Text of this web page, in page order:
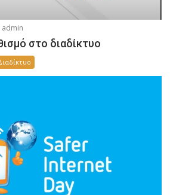
admin
στο διαδίκτυο